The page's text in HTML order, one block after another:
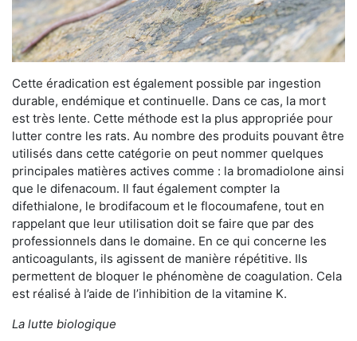
Cette éradication est également possible par ingestion
durable, endémique et continuelle. Dans ce cas, la mort
est très lente. Cette méthode est la plus appropriée pour
lutter contre les rats. Au nombre des produits pouvant être
utilisés dans cette catégorie on peut nommer quelques
principales matières actives comme : la bromadiolone ainsi
que le difenacoum. Il faut également compter la
difethialone, le brodifacoum et le flocoumafene, tout en
rappelant que leur utilisation doit se faire que par des
professionnels dans le domaine. En ce qui concerne les
anticoagulants, ils agissent de manière répétitive. Ils
permettent de bloquer le phénomène de coagulation. Cela
est réalisé à l’aide de l’inhibition de la vitamine K.
La lutte biologique